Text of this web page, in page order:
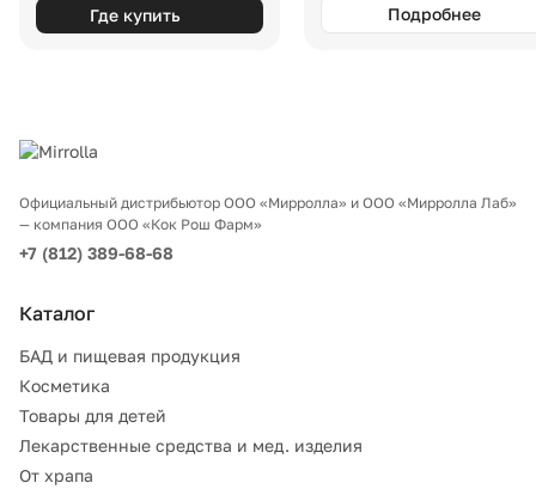
Где купить
Подробнее
Официальный дистрибьютор ООО «Мирролла» и ООО «Мирролла Лаб»
— компания ООО «Кок Рош Фарм»
+7 (812) 389-68-68
Каталог
БАД и пищевая продукция
Косметика
Товары для детей
Лекарственные средства и мед. изделия
От храпа